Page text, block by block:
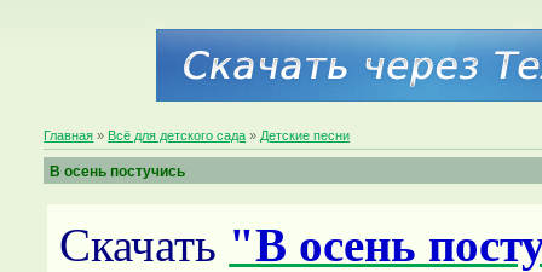
Главная » Всё для детского сада » Детские песни
В осень постучись
Скачать "В осень